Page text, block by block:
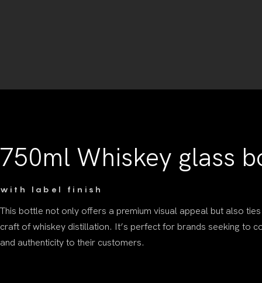
750ml Whiskey glass
with label finish
This bottle not only offers a premium visual appeal but also
craft of whiskey distillation. It’s perfect for brands seeking to
and authenticity to their customers.